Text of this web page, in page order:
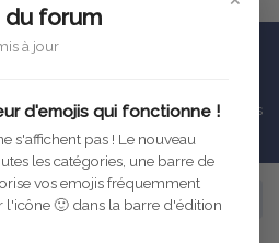
du forum
à jour
d'emojis qui fonctionne !
s'affichent pas ! Le nouveau
les catégories, une barre de
vos emojis fréquemment
l'icône 🙂 dans la barre d'édition
et l'administration
documents et formalités nécessaires
la route avec nos C4/C6.